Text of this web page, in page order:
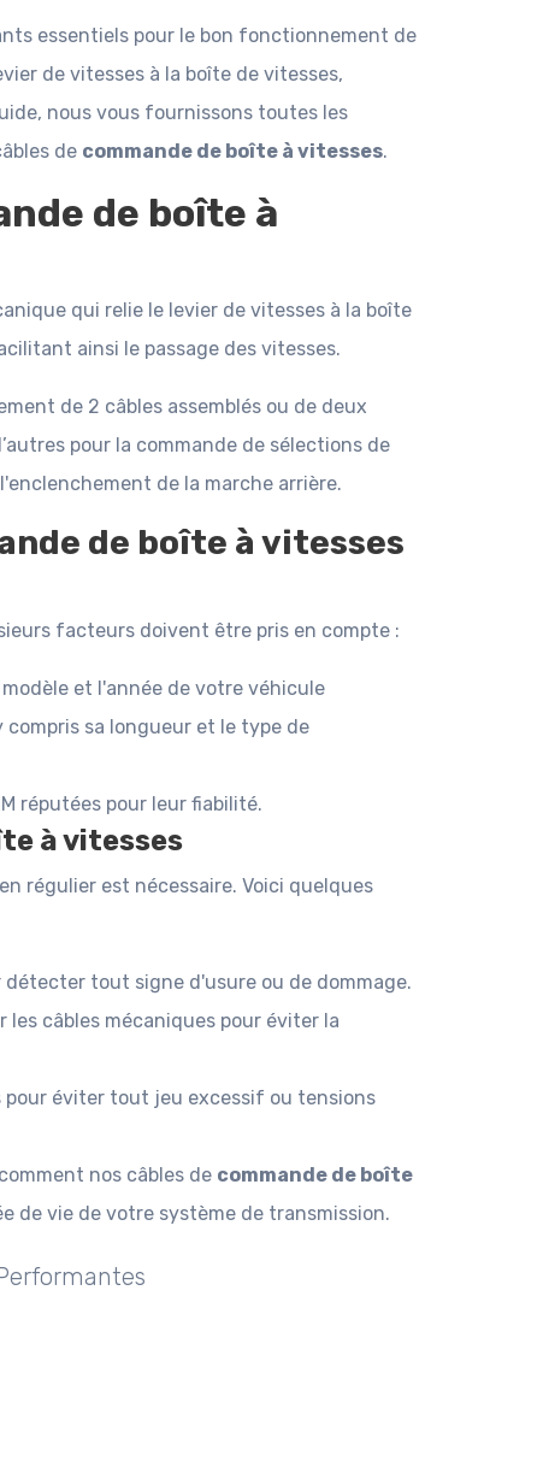
essentiels pour le bon fonctionnement de
de vitesses à la boîte de vitesses,
nous vous fournissons toutes les
de commande de boîte à vitesses.
de boîte à
qui relie le levier de vitesses à la boîte
ainsi le passage des vitesses.
de 2 câbles assemblés ou de deux
pour la commande de sélections de
de la marche arrière.
de boîte à vitesses
facteurs doivent être pris en compte :
et l'année de votre véhicule
sa longueur et le type de
réputées pour leur fiabilité.
à vitesses
régulier est nécessaire. Voici quelques
tout signe d'usure ou de dommage.
câbles mécaniques pour éviter la
éviter tout jeu excessif ou tensions
nos câbles de commande de boîte
de vie de votre système de transmission.